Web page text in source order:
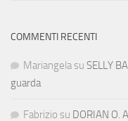
COMMENTI RECENTI
Mariangela su SELLY
guarda
Fabrizio su DORIAN O.